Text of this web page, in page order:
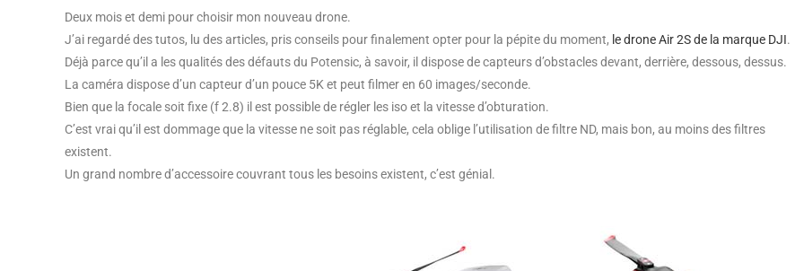
Deux mois et demi pour choisir mon nouveau drone.
J’ai regardé des tutos, lu des articles, pris conseils pour finalement opter pour la pépite du moment, le drone Air 2S de la marque DJI.
Déjà parce qu’il a les qualités des défauts du Potensic, à savoir, il dispose de capteurs d’obstacles devant, derrière, dessous, dessus.
La caméra dispose d’un capteur d’un pouce 5K et peut filmer en 60 images/seconde.
Bien que la focale soit fixe (f 2.8) il est possible de régler les iso et la vitesse d’obturation.
C’est vrai qu’il est dommage que la vitesse ne soit pas réglable, cela oblige l’utilisation de filtre ND, mais bon, au moins des filtres
existent.
Un grand nombre d’accessoire couvrant tous les besoins existent, c’est génial.